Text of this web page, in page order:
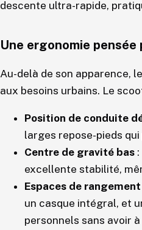
descente ultra-rapide,
Une ergonomie pensée
Au-delà de son apparence,
aux besoins urbains. Le
Position de conduite
larges repose-pieds
Centre de gravité bas
excellente stabilité,
Espaces de
un casque intégral, et
personnels sans avoir